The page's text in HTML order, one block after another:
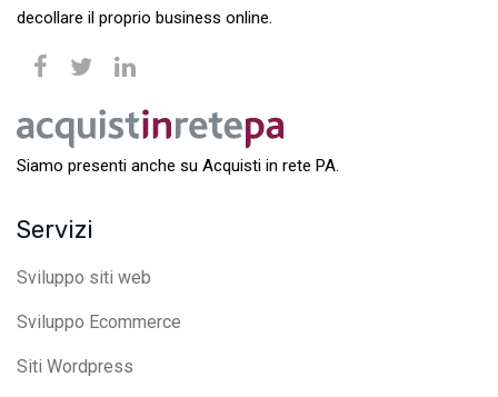
decollare il proprio business online.
Siamo presenti anche su Acquisti in rete PA.
Servizi
Sviluppo siti web
Sviluppo Ecommerce
Siti Wordpress